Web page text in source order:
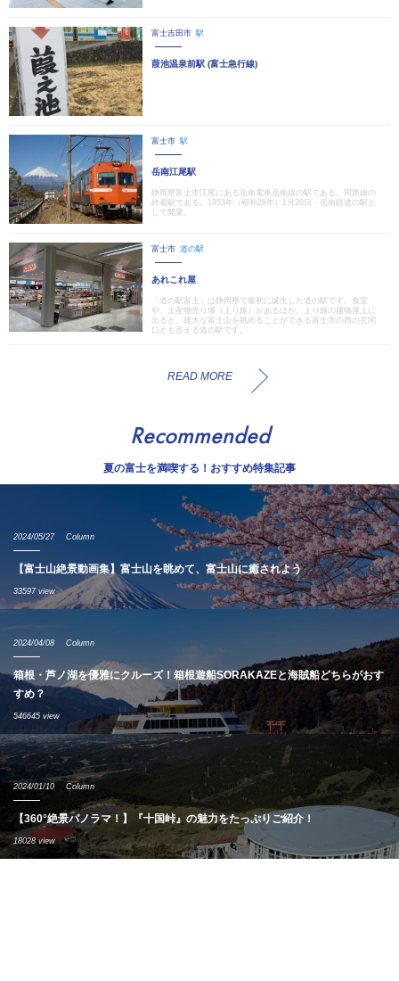
富士吉田市 駅
葭池温泉前駅 (富士急行線)
富士市 駅
岳南江尾駅
静岡県富士市江尾にある岳南電車岳南線の駅である。同路線の
終着駅である。1953年（昭和28年）1月20日 - 岳南鉄道の駅と
して開業。
富士市 道の駅
あれこれ屋
「道の駅富士」は静岡県で最初に誕生した道の駅です。食堂
や、土産物売り場（上り線）があるほか、上り線の建物屋上に
出ると、雄大な富士山を眺めることができる富士市の西の玄関
口とも言える道の駅です。
READ MORE
Recommended
夏の富士を満喫する！おすすめ特集記事
2024/05/27 Column
【富士山絶景動画集】富士山を眺めて、富士山に癒されよう
33597 view
2024/04/08 Column
箱根・芦ノ湖を優雅にクルーズ！箱根遊船SORAKAZEと海賊船どちらがおす
すめ？
546645 view
2024/01/10 Column
【360°絶景パノラマ！】『十国峠』の魅力をたっぷりご紹介！
18028 view